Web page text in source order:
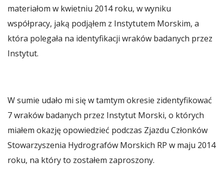
materiałom w kwietniu 2014 roku, w wyniku
współpracy, jaką podjąłem z Instytutem Morskim, a
która polegała na identyfikacji wraków badanych przez
Instytut.
W sumie udało mi się w tamtym okresie zidentyfikować
7 wraków badanych przez Instytut Morski, o których
miałem okazję opowiedzieć podczas Zjazdu Członków
Stowarzyszenia Hydrografów Morskich RP w maju 2014
roku, na który to zostałem zaproszony.